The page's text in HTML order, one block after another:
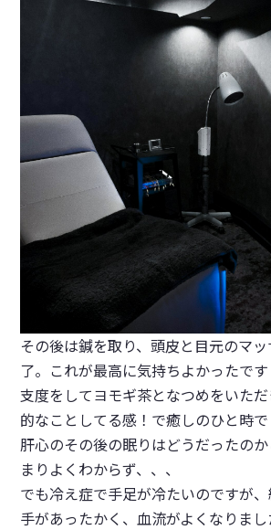
その後は鍼を取り、頭皮と目元のマ
了。これが最高に気持ちよかったです
支度をしてヨモギ茶となつめをいた
的なことしてる感！で癒しのひと時で
肝心のその後の眠りはどうだったの
まりよくわからず、、、
でも冷え症で手足が冷たいのですが
手があったかく、血流がよくなりま